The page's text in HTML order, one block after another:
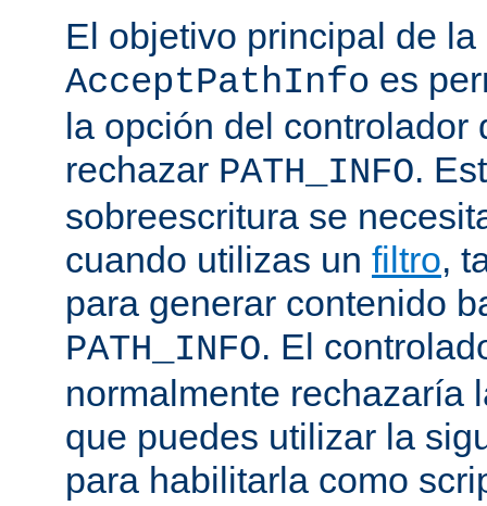
El objetivo principal de la
AcceptPathInfo es
la opción del controlador
rechazar PATH_INFO.
sobreescritura se
cuando utilizas un filtro,
para generar contenido
PATH_INFO. El
normalmente rechazaría
que puedes utilizar la
para habilitarla como